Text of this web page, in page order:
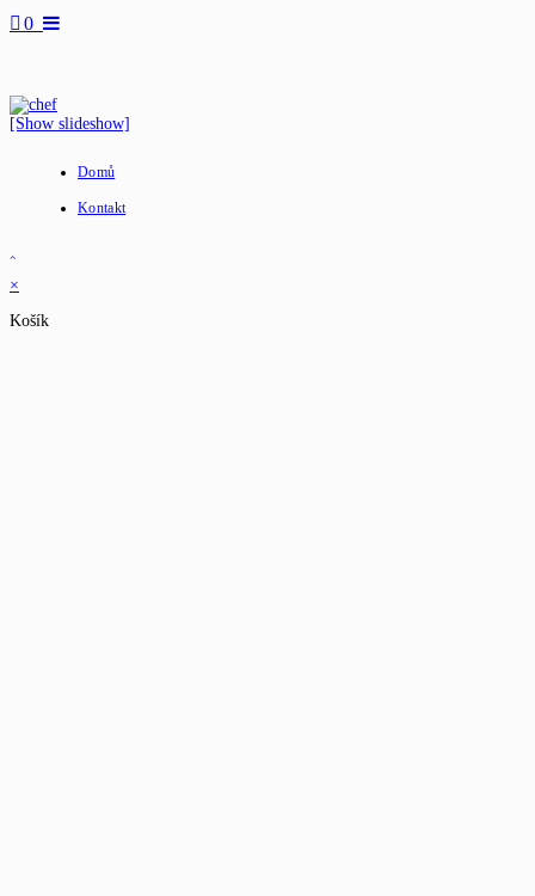
0
[Show slideshow]
Domů
Kontakt
×
Košík